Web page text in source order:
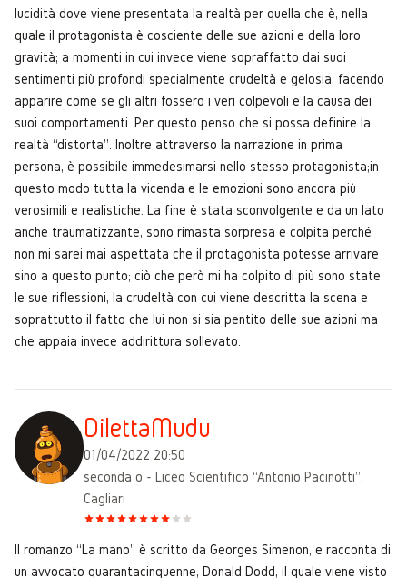
lucidità dove viene presentata la realtà per quella che è, nella
quale il protagonista è cosciente delle sue azioni e della loro
gravità; a momenti in cui invece viene sopraffatto dai suoi
sentimenti più profondi specialmente crudeltà e gelosia, facendo
apparire come se gli altri fossero i veri colpevoli e la causa dei
suoi comportamenti. Per questo penso che si possa definire la
realtà “distorta”. Inoltre attraverso la narrazione in prima
persona, è possibile immedesimarsi nello stesso protagonista;in
questo modo tutta la vicenda e le emozioni sono ancora più
verosimili e realistiche. La fine è stata sconvolgente e da un lato
anche traumatizzante, sono rimasta sorpresa e colpita perché
non mi sarei mai aspettata che il protagonista potesse arrivare
sino a questo punto; ciò che però mi ha colpito di più sono state
le sue riflessioni, la crudeltà con cui viene descritta la scena e
soprattutto il fatto che lui non si sia pentito delle sue azioni ma
che appaia invece addirittura sollevato.
DilettaMudu
01/04/2022 20:50
seconda o - Liceo Scientifico “Antonio Pacinotti”,
Cagliari
Il romanzo “La mano” è scritto da Georges Simenon, e racconta di
un avvocato quarantacinquenne, Donald Dodd, il quale viene visto